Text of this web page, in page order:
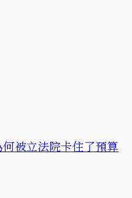
被立法院卡住了預算